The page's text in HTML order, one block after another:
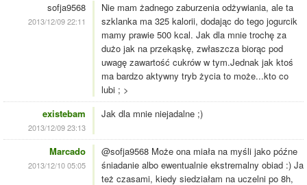
sofja9568
2013/12/09 22:11
Nie mam żadnego zaburzenia odżywiania, ale ta
szklanka ma 325 kalorii, dodając do tego jogurcik
mamy prawie 500 kcal. Jak dla mnie trochę za
dużo jak na przekąskę, zwłaszcza biorąc pod
uwagę zawartość cukrów w tym.Jednak jak ktoś
ma bardzo aktywny tryb życia to może...kto co
lubi ; >
existebam
2013/12/09 23:13
Jak dla mnie niejadalne ;)
Marcado
2013/12/10 05:05
@sofja9568 Może ona miała na myśli jako późne
śniadanie albo ewentualnie ekstremalny obiad :) Ja
też czasami, kiedy siedziałam na uczelni po 8h,